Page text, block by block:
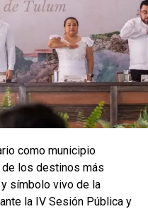
como municipio
de los destinos más
símbolo vivo de la
la IV Sesión Pública y